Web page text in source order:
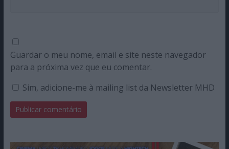
Guardar o meu nome, email e site neste navegador
para a próxima vez que eu comentar.
Sim, adicione-me à mailing list da Newsletter MHD